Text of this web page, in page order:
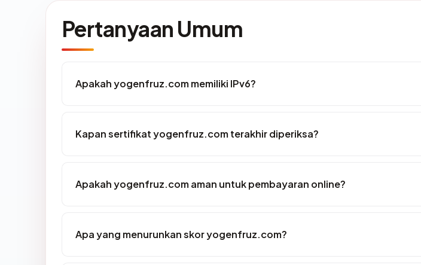
Pertanyaan Umum
Apakah yogenfruz.com memiliki IPv6?
Kapan sertifikat yogenfruz.com terakhir diperiksa?
Apakah yogenfruz.com aman untuk pembayaran online?
Apa yang menurunkan skor yogenfruz.com?